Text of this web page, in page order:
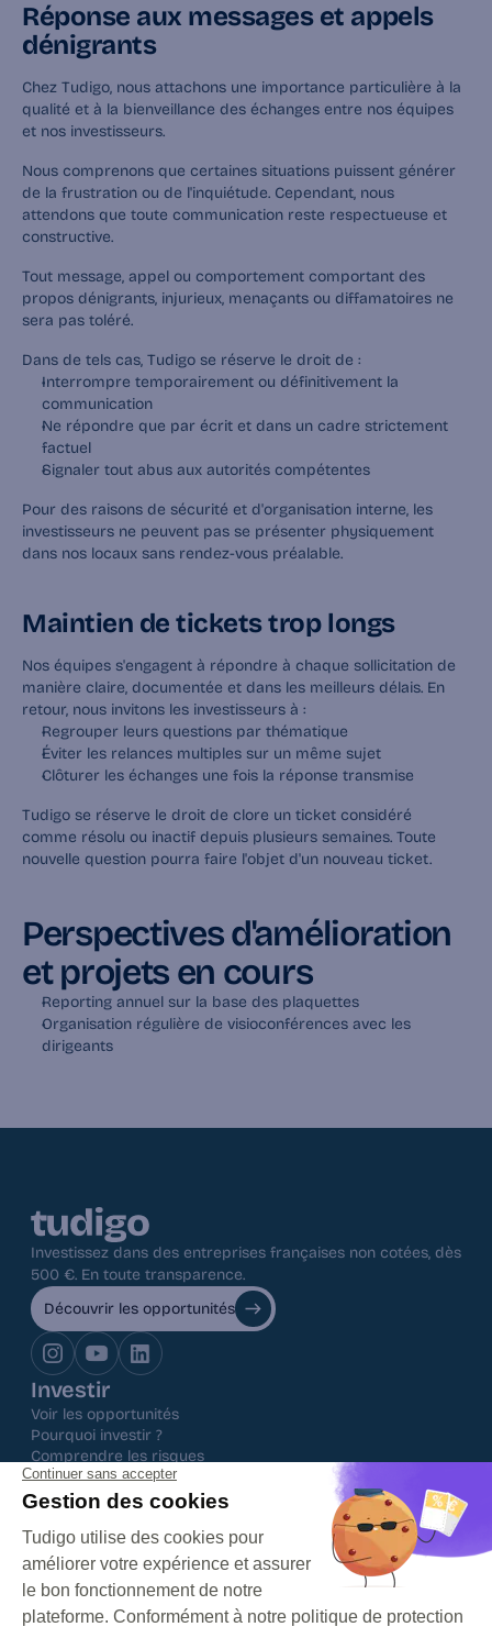
Réponse aux messages et appels
dénigrants
Chez Tudigo, nous attachons une importance particulière à la
qualité et à la bienveillance des échanges entre nos équipes
et nos investisseurs.
Nous comprenons que certaines situations puissent générer
de la frustration ou de l'inquiétude. Cependant, nous
attendons que toute communication reste respectueuse et
constructive.
Tout message, appel ou comportement comportant des
propos dénigrants, injurieux, menaçants ou diffamatoires ne
sera pas toléré.
Dans de tels cas, Tudigo se réserve le droit de :
Interrompre temporairement ou définitivement la
communication
Ne répondre que par écrit et dans un cadre strictement
factuel
Signaler tout abus aux autorités compétentes
Pour des raisons de sécurité et d'organisation interne, les
investisseurs ne peuvent pas se présenter physiquement
dans nos locaux sans rendez-vous préalable.
Maintien de tickets trop longs
Nos équipes s'engagent à répondre à chaque sollicitation de
manière claire, documentée et dans les meilleurs délais. En
retour, nous invitons les investisseurs à :
Regrouper leurs questions par thématique
Éviter les relances multiples sur un même sujet
Clôturer les échanges une fois la réponse transmise
Tudigo se réserve le droit de clore un ticket considéré
comme résolu ou inactif depuis plusieurs semaines. Toute
nouvelle question pourra faire l'objet d'un nouveau ticket.
Perspectives d'amélioration
et projets en cours
Reporting annuel sur la base des plaquettes
Organisation régulière de visioconférences avec les
dirigeants
Investissez dans des entreprises françaises non cotées, dès
500 €. En toute transparence.
Découvrir les opportunités
Le blog
Questions fréquentes
Centre d'aide
Nos histoires inspirantes
Voir les opportunités
Pourquoi investir ?
Comprendre les risques
Frais d'investissement
CGP
Investir